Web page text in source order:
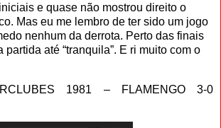
e quase não mostrou direito o
Mas eu me lembro de ter sido um jogo
nenhum da derrota. Perto das finais
partida até “tranquila”. E ri muito com o
1981 – FLAMENGO 3-0